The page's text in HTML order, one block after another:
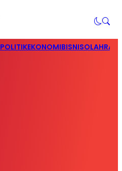
POLITIKEKONOMIBISNIS